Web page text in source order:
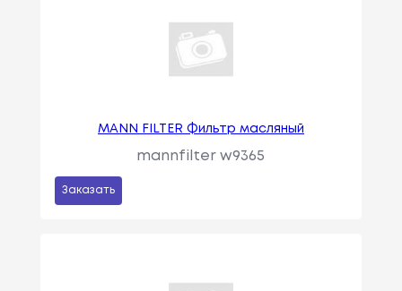
MANN FILTER Фильтр масляный
mannfilter w9365
Заказать